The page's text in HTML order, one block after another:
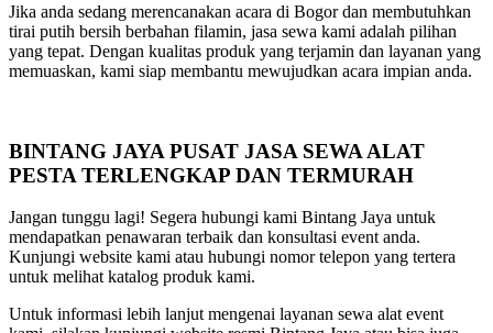
Jika anda sedang merencanakan acara di Bogor dan membutuhkan
tirai putih bersih berbahan filamin, jasa sewa kami adalah pilihan
yang tepat. Dengan kualitas produk yang terjamin dan layanan yang
memuaskan, kami siap membantu mewujudkan acara impian anda.
BINTANG JAYA PUSAT JASA SEWA ALAT
PESTA TERLENGKAP DAN TERMURAH
Jangan tunggu lagi! Segera hubungi kami Bintang Jaya untuk
mendapatkan penawaran terbaik dan konsultasi event anda.
Kunjungi website kami atau hubungi nomor telepon yang tertera
untuk melihat katalog produk kami.
Untuk informasi lebih lanjut mengenai layanan sewa alat event